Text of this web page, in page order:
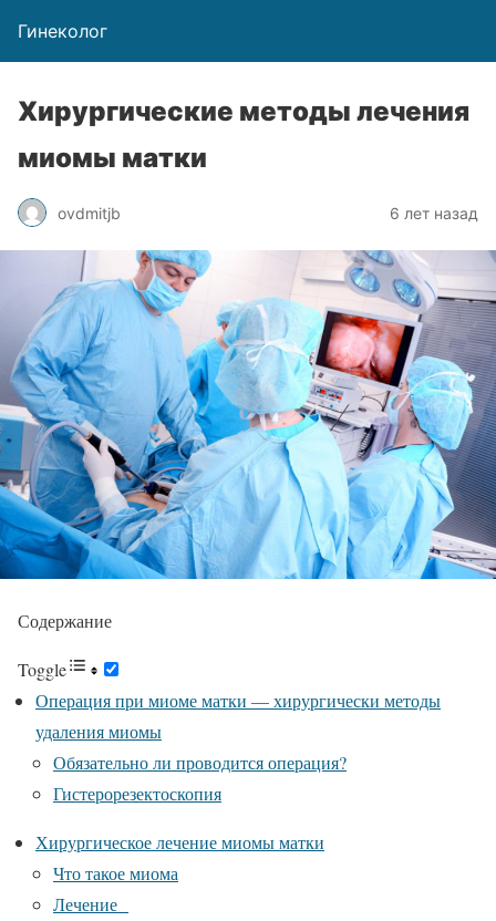
Гинеколог
Хирургические методы лечения
миомы матки
ovdmitjb 6 лет назад
Содержание
Toggle
Операция при миоме матки — хирургически методы
удаления миомы
Обязательно ли проводится операция?
Гистерорезектоскопия
Хирургическое лечение миомы матки
Что такое миома
Лечение